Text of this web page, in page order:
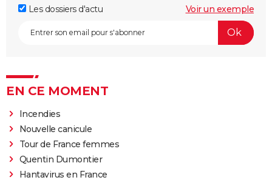
Les dossiers d'actu
Voir un exemple
EN CE MOMENT
Incendies
Nouvelle canicule
Tour de France femmes
Quentin Dumontier
Hantavirus en France